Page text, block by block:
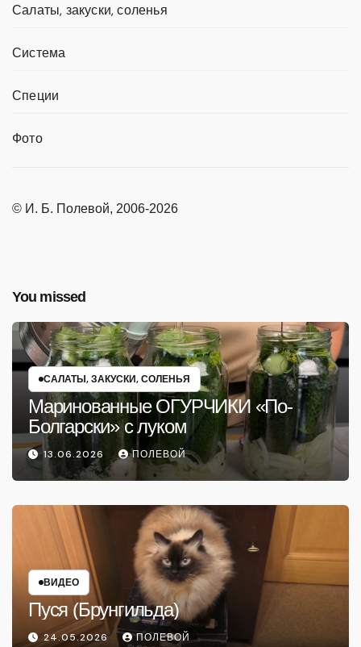
Салаты, закуски, соленья
Система
Специи
Фото
© И. Б. Полевой, 2006-2026
You missed
САЛАТЫ, ЗАКУСКИ, СОЛЕНЬЯ
Маринованные ОГУРЧИКИ «По-
Болгарски» с луком
13.06.2026 ПОЛЕВОЙ
ВИДЕО
Пуся (Брунгильда)
24.05.2026 ПОЛЕВОЙ